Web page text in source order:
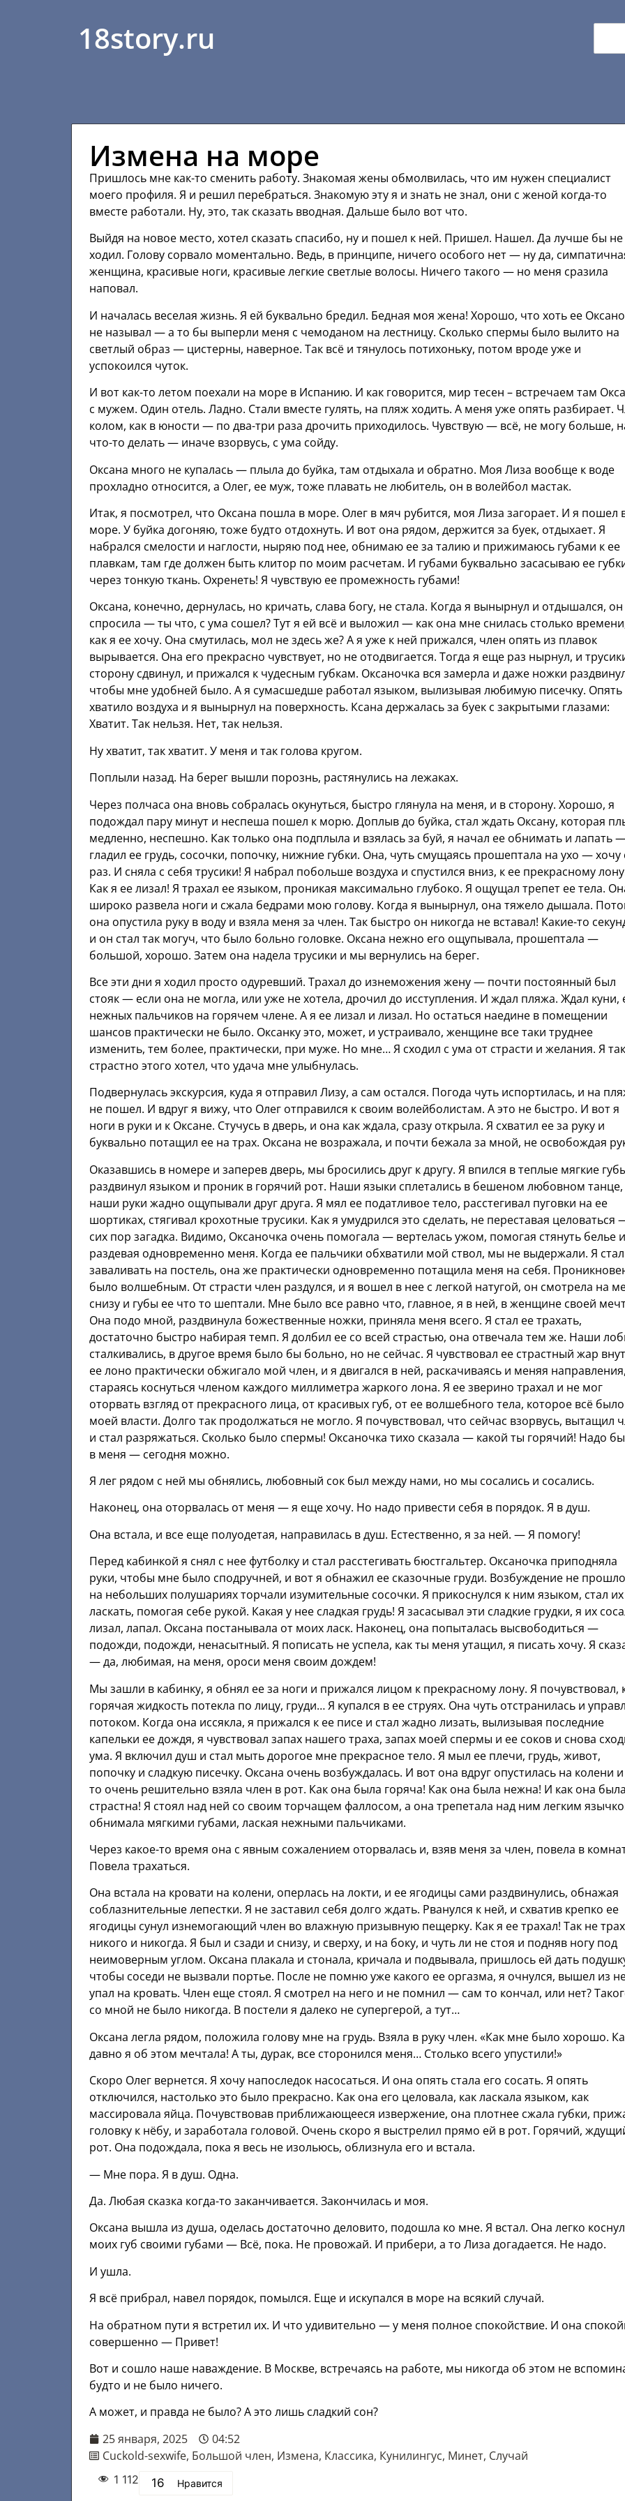
18story.ru
Измена на море
Пришлось мне как-то сменить работу. Знакомая жены обмолвилась, что им нужен специалист
моего профиля. Я и решил перебраться. Знакомую эту я и знать не знал, они с женой когда-то
вместе работали. Ну, это, так сказать вводная. Дальше было вот что.
Выйдя на новое место, хотел сказать спасибо, ну и пошел к ней. Пришел. Нашел. Да лучше бы не
ходил. Голову сорвало моментально. Ведь, в принципе, ничего особого нет — ну да,
женщина, красивые ноги, красивые легкие светлые волосы. Ничего такого — но меня сразила
наповал.
И началась веселая жизнь. Я ей буквально бредил. Бедная моя жена! Хорошо, что хоть ее
не называл — а то бы выперли меня с чемоданом на лестницу. Сколько спермы было вылито на
светлый образ — цистерны, наверное. Так всё и тянулось потихоньку, потом вроде уже и
успокоился чуток.
И вот как-то летом поехали на море в Испанию. И как говорится, мир тесен – встречаем там
с мужем. Один отель. Ладно. Стали вместе гулять, на пляж ходить. А меня уже опять разбирает.
колом, как в юности — по два-три раза дрочить приходилось. Чувствую — всё, не могу больше,
что-то делать — иначе взорвусь, с ума сойду.
Оксана много не купалась — плыла до буйка, там отдыхала и обратно. Моя Лиза вообще к воде
прохладно относится, а Олег, ее муж, тоже плавать не любитель, он в волейбол мастак.
Итак, я посмотрел, что Оксана пошла в море. Олег в мяч рубится, моя Лиза загорает. И я пошел
море. У буйка догоняю, тоже будто отдохнуть. И вот она рядом, держится за буек, отдыхает. Я
набрался смелости и наглости, ныряю под нее, обнимаю ее за талию и прижимаюсь губами к ее
плавкам, там где должен быть клитор по моим расчетам. И губами буквально засасываю ее
через тонкую ткань. Охренеть! Я чувствую ее промежность губами!
Оксана, конечно, дернулась, но кричать, слава богу, не стала. Когда я вынырнул и отдышался, он
спросила — ты что, с ума сошел? Тут я ей всё и выложил — как она мне снилась столько
как я ее хочу. Она смутилась, мол не здесь же? А я уже к ней прижался, член опять из плавок
вырывается. Она его прекрасно чувствует, но не отодвигается. Тогда я еще раз нырнул, и
сторону сдвинул, и прижался к чудесным губкам. Оксаночка вся замерла и даже ножки
чтобы мне удобней было. А я сумасшедше работал языком, вылизывая любимую писечку. Опять
хватило воздуха и я вынырнул на поверхность. Ксана держалась за буек с закрытыми глазами:
Хватит. Так нельзя. Нет, так нельзя.
Ну хватит, так хватит. У меня и так голова кругом.
Поплыли назад. На берег вышли порознь, растянулись на лежаках.
Через полчаса она вновь собралась окунуться, быстро глянула на меня, и в сторону. Хорошо, я
подождал пару минут и неспеша пошел к морю. Доплыв до буйка, стал ждать Оксану, которая
медленно, неспешно. Как только она подплыла и взялась за буй, я начал ее обнимать и лапать
гладил ее грудь, сосочки, попочку, нижние губки. Она, чуть смущаясь прошептала на ухо —
раз. И сняла с себя трусики! Я набрал побольше воздуха и спустился вниз, к ее прекрасному
Как я ее лизал! Я трахал ее языком, проникая максимально глубоко. Я ощущал трепет ее тела.
широко развела ноги и сжала бедрами мою голову. Когда я вынырнул, она тяжело дышала.
она опустила руку в воду и взяла меня за член. Так быстро он никогда не вставал! Какие-то
и он стал так могуч, что было больно головке. Оксана нежно его ощупывала, прошептала —
большой, хорошо. Затем она надела трусики и мы вернулись на берег.
Все эти дни я ходил просто одуревший. Трахал до изнеможения жену — почти постоянный был
стояк — если она не могла, или уже не хотела, дрочил до исступления. И ждал пляжа. Ждал куни,
нежных пальчиков на горячем члене. А я ее лизал и лизал. Но остаться наедине в помещении
шансов практически не было. Оксанку это, может, и устраивало, женщине все таки труднее
изменить, тем более, практически, при муже. Но мне… Я сходил с ума от страсти и желания. Я так
страстно этого хотел, что удача мне улыбнулась.
Подвернулась экскурсия, куда я отправил Лизу, а сам остался. Погода чуть испортилась, и на
не пошел. И вдруг я вижу, что Олег отправился к своим волейболистам. А это не быстро. И вот я
ноги в руки и к Оксане. Стучусь в дверь, и она как ждала, сразу открыла. Я схватил ее за руку и
буквально потащил ее на трах. Оксана не возражала, и почти бежала за мной, не освобождая
Оказавшись в номере и заперев дверь, мы бросились друг к другу. Я впился в теплые мягкие
раздвинул языком и проник в горячий рот. Наши языки сплетались в бешеном любовном танце,
наши руки жадно ощупывали друг друга. Я мял ее податливое тело, расстегивал пуговки на ее
шортиках, стягивал крохотные трусики. Как я умудрился это сделать, не переставая целоваться
сих пор загадка. Видимо, Оксаночка очень помогала — вертелась ужом, помогая стянуть белье и
раздевая одновременно меня. Когда ее пальчики обхватили мой ствол, мы не выдержали. Я
заваливать на постель, она же практически одновременно потащила меня на себя.
было волшебным. От страсти член раздулся, и я вошел в нее с легкой натугой, он смотрела на
снизу и губы ее что то шептали. Мне было все равно что, главное, я в ней, в женщине своей
Она подо мной, раздвинула божественные ножки, приняла меня всего. Я стал ее трахать,
достаточно быстро набирая темп. Я долбил ее со всей страстью, она отвечала тем же. Наши
сталкивались, в другое время было бы больно, но не сейчас. Я чувствовал ее страстный жар
ее лоно практически обжигало мой член, и я двигался в ней, раскачиваясь и меняя направления,
стараясь коснуться членом каждого миллиметра жаркого лона. Я ее зверино трахал и не мог
оторвать взгляд от прекрасного лица, от красивых губ, от ее волшебного тела, которое всё
моей власти. Долго так продолжаться не могло. Я почувствовал, что сейчас взорвусь, вытащил
и стал разряжаться. Сколько было спермы! Оксаночка тихо сказала — какой ты горячий! Надо
в меня — сегодня можно.
Я лег рядом с ней мы обнялись, любовный сок был между нами, но мы сосались и сосались.
Наконец, она оторвалась от меня — я еще хочу. Но надо привести себя в порядок. Я в душ.
Она встала, и все еще полуодетая, направилась в душ. Естественно, я за ней. — Я помогу!
Перед кабинкой я снял с нее футболку и стал расстегивать бюстгальтер. Оксаночка приподняла
руки, чтобы мне было сподручней, и вот я обнажил ее сказочные груди. Возбуждение не
на небольших полушариях торчали изумительные сосочки. Я прикоснулся к ним языком, стал их
ласкать, помогая себе рукой. Какая у нее сладкая грудь! Я засасывал эти сладкие грудки, я их
лизал, лапал. Оксана постанывала от моих ласк. Наконец, она попыталась высвободиться —
подожди, подожди, ненасытный. Я пописать не успела, как ты меня утащил, я писать хочу. Я
— да, любимая, на меня, ороси меня своим дождем!
Мы зашли в кабинку, я обнял ее за ноги и прижался лицом к прекрасному лону. Я почувствовал,
горячая жидкость потекла по лицу, груди… Я купался в ее струях. Она чуть отстранилась и
потоком. Когда она иссякла, я прижался к ее писе и стал жадно лизать, вылизывая последние
капельки ее дождя, я чувствовал запах нашего траха, запах моей спермы и ее соков и снова
ума. Я включил душ и стал мыть дорогое мне прекрасное тело. Я мыл ее плечи, грудь, живот,
попочку и сладкую писечку. Оксана очень возбуждалась. И вот она вдруг опустилась на колени и
то очень решительно взяла член в рот. Как она была горяча! Как она была нежна! И как она была
страстна! Я стоял над ней со своим торчащем фаллосом, а она трепетала над ним легким
обнимала мягкими губами, лаская нежными пальчиками.
Через какое-то время она с явным сожалением оторвалась и, взяв меня за член, повела в
Повела трахаться.
Она встала на кровати на колени, оперлась на локти, и ее ягодицы сами раздвинулись, обнажая
соблазнительные лепестки. Я не заставил себя долго ждать. Рванулся к ней, и схватив крепко ее
ягодицы сунул изнемогающий член во влажную призывную пещерку. Как я ее трахал! Так не
никого и никогда. Я был и сзади и снизу, и сверху, и на боку, и чуть ли не стоя и подняв ногу под
неимоверным углом. Оксана плакала и стонала, кричала и подвывала, пришлось ей дать
чтобы соседи не вызвали портье. После не помню уже какого ее оргазма, я очнулся, вышел из
упал на кровать. Член еще стоял. Я смотрел на него и не помнил — сам то кончал, или нет?
со мной не было никогда. В постели я далеко не супергерой, а тут…
Оксана легла рядом, положила голову мне на грудь. Взяла в руку член. «Как мне было хорошо.
давно я об этом мечтала! А ты, дурак, все сторонился меня… Столько всего упустили!»
Скоро Олег вернется. Я хочу напоследок насосаться. И она опять стала его сосать. Я опять
отключился, настолько это было прекрасно. Как она его целовала, как ласкала языком, как
массировала яйца. Почувствовав приближающееся извержение, она плотнее сжала губки,
головку к нёбу, и заработала головой. Очень скоро я выстрелил прямо ей в рот. Горячий,
рот. Она подождала, пока я весь не изольюсь, облизнула его и встала.
— Мне пора. Я в душ. Одна.
Да. Любая сказка когда-то заканчивается. Закончилась и моя.
Оксана вышла из душа, оделась достаточно деловито, подошла ко мне. Я встал. Она легко
моих губ своими губами — Всё, пока. Не провожай. И прибери, а то Лиза догадается. Не надо.
И ушла.
Я всё прибрал, навел порядок, помылся. Еще и искупался в море на всякий случай.
На обратном пути я встретил их. И что удивительно — у меня полное спокойствие. И она
совершенно — Привет!
Вот и сошло наше наваждение. В Москве, встречаясь на работе, мы никогда об этом не
будто и не было ничего.
А может, и правда не было? А это лишь сладкий сон?
25 января, 2025
04:52
Cuckold-sexwife, Большой член, Измена, Классика, Кунилингус, Минет, Случай
1 112 16 Нравится